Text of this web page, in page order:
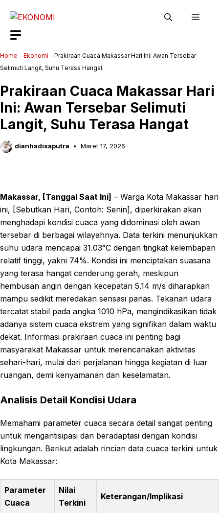
Home - Ekonomi - Prakiraan Cuaca Makassar Hari Ini: Awan Tersebar
Selimuti Langit, Suhu Terasa Hangat
Prakiraan Cuaca Makassar Hari
Ini: Awan Tersebar Selimuti
Langit, Suhu Terasa Hangat
dianhadisaputra Maret 17, 2026
Makassar, [Tanggal Saat Ini] – Warga Kota Makassar hari
ini, [Sebutkan Hari, Contoh: Senin], diperkirakan akan
menghadapi kondisi cuaca yang didominasi oleh awan
tersebar di berbagai wilayahnya. Data terkini menunjukkan
suhu udara mencapai 31.03°C dengan tingkat kelembapan
relatif tinggi, yakni 74%. Kondisi ini menciptakan suasana
yang terasa hangat cenderung gerah, meskipun
hembusan angin dengan kecepatan 5.14 m/s diharapkan
mampu sedikit meredakan sensasi panas. Tekanan udara
tercatat stabil pada angka 1010 hPa, mengindikasikan tidak
adanya sistem cuaca ekstrem yang signifikan dalam waktu
dekat. Informasi prakiraan cuaca ini penting bagi
masyarakat Makassar untuk merencanakan aktivitas
sehari-hari, mulai dari perjalanan hingga kegiatan di luar
ruangan, demi kenyamanan dan keselamatan.
Analisis Detail Kondisi Udara
Memahami parameter cuaca secara detail sangat penting
untuk mengantisipasi dan beradaptasi dengan kondisi
lingkungan. Berikut adalah rincian data cuaca terkini untuk
Kota Makassar:
Parameter
Cuaca
Nilai
Terkini
Keterangan/Implikasi